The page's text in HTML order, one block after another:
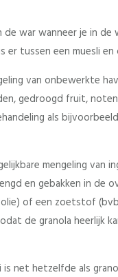
de war wanneer je in de
er tussen een muesli en
van onbewerkte
gedroogd fruit,
als
mengeling van
en gebakken in de
of een zoetstof
de granola heerlijk
is net hetzelfde als